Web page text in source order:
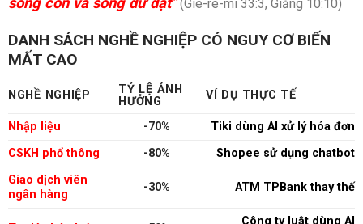
(Giê-rê-mi 33:3, Giăng 10:10)
DANH SÁCH NGHỀ NGHIỆP CÓ NGUY CƠ BIẾN
MẤT CAO
NGHỀ NGHIỆP
TỶ LỆ ẢNH
HƯỞNG
VÍ DỤ THỰC TẾ
Nhập liệu -70%
Tiki dùng AI xử lý hóa đơn
CSKH phổ thông
-80%
Shopee sử dụng chatbot
Giao dịch viên
ngân hàng
-30% ATM TPBank thay thế
Công ty luật dùng AI